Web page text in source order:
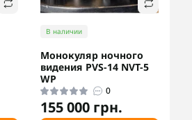
В наличии
Монокуляр ночного
видения PVS-14 NVT-5
WP
0
155 000 грн.